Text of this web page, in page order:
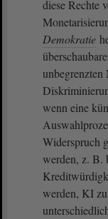
diese Rechte
Demokratie
unbegrenzten
wenn eine
Widerspruch
werden, z. B.
werden, KI